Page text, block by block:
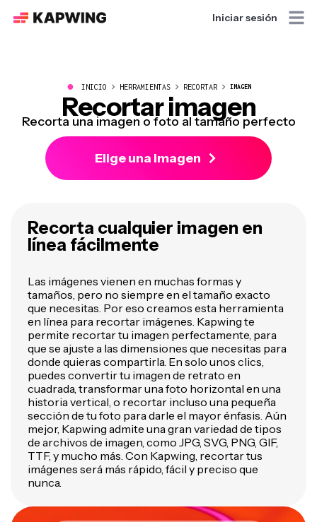
Iniciar sesión
● INICIO HERRAMIENTAS RECORTAR IMAGEN
Recortar imagen
Recorta una imagen o foto al tamaño perfecto
Elige una imagen
Recorta cualquier imagen en
línea fácilmente
Las imágenes vienen en muchas formas y
tamaños, pero no siempre en el tamaño exacto
que necesitas. Por eso creamos esta herramienta
en línea para recortar imágenes. Kapwing te
permite recortar tu imagen perfectamente, para
que se ajuste a las dimensiones que necesitas para
donde quieras compartirla. En solo unos clics,
puedes convertir tu imagen de retrato en
cuadrada, transformar una foto horizontal en una
historia vertical, o recortar incluso una pequeña
sección de tu foto para darle el mayor énfasis. Aún
mejor, Kapwing admite una gran variedad de tipos
de archivos de imagen, como JPG, SVG, PNG, GIF,
TTF, y mucho más. Con Kapwing, recortar tus
imágenes será más rápido, fácil y preciso que
nunca.